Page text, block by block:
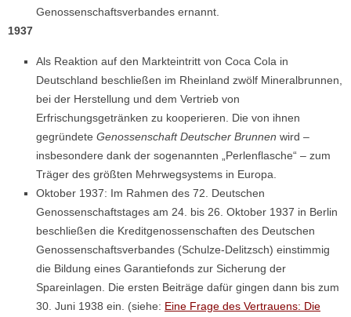
Genossenschaftsverbandes ernannt.
1937
Als Reaktion auf den Markteintritt von Coca Cola in
Deutschland beschließen im Rheinland zwölf Mineralbrunnen,
bei der Herstellung und dem Vertrieb von
Erfrischungsgetränken zu kooperieren. Die von ihnen
gegründete Genossenschaft Deutscher Brunnen wird –
insbesondere dank der sogenannten „Perlenflasche“ – zum
Träger des größten Mehrwegsystems in Europa.
Oktober 1937: Im Rahmen des 72. Deutschen
Genossenschaftstages am 24. bis 26. Oktober 1937 in Berlin
beschließen die Kreditgenossenschaften des Deutschen
Genossenschaftsverbandes (Schulze-Delitzsch) einstimmig
die Bildung eines Garantiefonds zur Sicherung der
Spareinlagen. Die ersten Beiträge dafür gingen dann bis zum
30. Juni 1938 ein. (siehe: Eine Frage des Vertrauens: Die